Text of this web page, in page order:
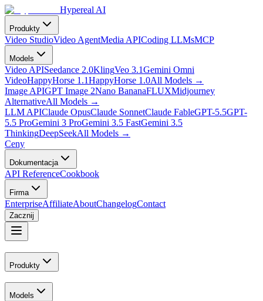
Hypereal AI
Produkty
Video StudioVideo AgentMedia APICoding LLMsMCP
Models
Video APISeedance 2.0KlingVeo 3.1Gemini Omni
VideoHappyHorse 1.1HappyHorse 1.0All Models →
Image APIGPT Image 2Nano BananaFLUXMidjourney
AlternativeAll Models →
LLM APIClaude OpusClaude SonnetClaude FableGPT-5.5GPT-
5.5 ProGemini 3 ProGemini 3.5 FastGemini 3.5
ThinkingDeepSeekAll Models →
Ceny
Dokumentacja
API ReferenceCookbook
Firma
EnterpriseAffiliateAboutChangelogContact
Zacznij
Produkty
Models